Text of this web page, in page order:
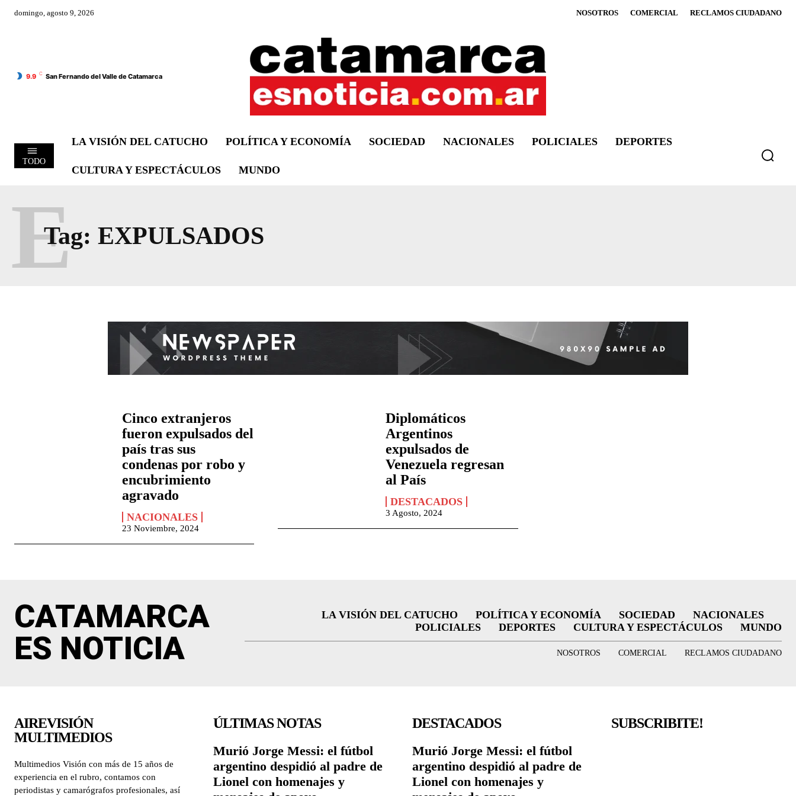
domingo, agosto 9, 2026 NOSOTROS COMERCIAL RECLAMOS CIUDADANO
9.9 C San Fernando del Valle de Catamarca
TODO
LA VISIÓN DEL CATUCHO POLÍTICA Y ECONOMÍA SOCIEDAD NACIONALES POLICIALES DEPORTES
CULTURA Y ESPECTÁCULOS MUNDO
Tag: EXPULSADOS
E
Cinco extranjeros
fueron expulsados del
país tras sus
condenas por robo y
encubrimiento
agravado
NACIONALES
23 Noviembre, 2024
Diplomáticos
Argentinos
expulsados de
Venezuela regresan
al País
DESTACADOS
3 Agosto, 2024
CATAMARCA
ES NOTICIA
LA VISIÓN DEL CATUCHO POLÍTICA Y ECONOMÍA SOCIEDAD
NACIONALES
POLICIALES
DEPORTES CULTURA Y ESPECTÁCULOS MUNDO
NOSOTROS COMERCIAL RECLAMOS CIUDADANO
AIREVISIÓN
MULTIMEDIOS
Multimedios Visión con más de 15 años de
experiencia en el rubro, contamos con
periodistas y camarógrafos profesionales, así
ÚLTIMAS NOTAS
Murió Jorge Messi: el fútbol
argentino despidió al padre de
Lionel con homenajes y
DESTACADOS
Murió Jorge Messi: el fútbol
argentino despidió al padre de
Lionel con homenajes y
SUBSCRIBITE!